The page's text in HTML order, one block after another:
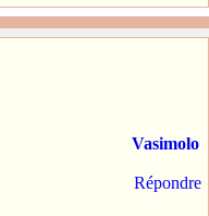
Vasimolo
Répondre